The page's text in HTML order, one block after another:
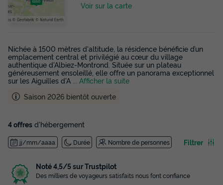
Voir sur la carte
Nichée à 1500 mètres d'altitude, la résidence bénéficie d’un
emplacement central et privilégié au cœur du village
authentique d'Albiez-Montrond. Située sur un plateau
généreusement ensoleillé, elle offre un panorama exceptionnel
sur les Aiguilles d'A
... Afficher la suite
Saison 2026 bientôt ouverte
4 offres d'hébergement
jj/mm/aaaa Durée Nombre de personnes Filtrer
Noté 4,5/5 sur Trustpilot
Des milliers de voyageurs satisfaits nous font confiance